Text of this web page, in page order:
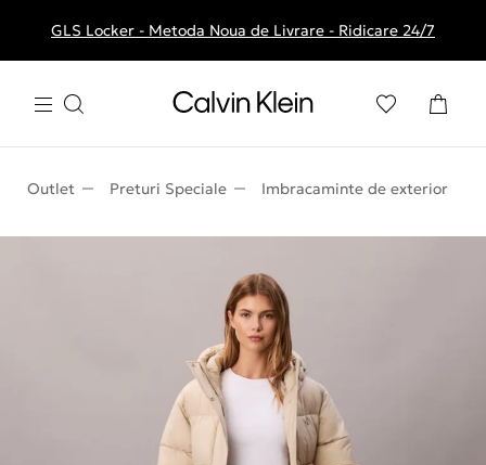
Livrare gratuita la comenzile de peste 250 RON
GLS Locker - Metoda Noua de Livrare - Ridicare 24/7
Outlet Preturi Speciale Imbracaminte de exterior